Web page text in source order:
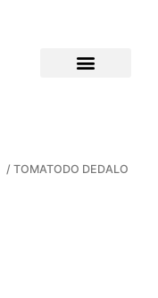
/ TOMATODO DEDALO